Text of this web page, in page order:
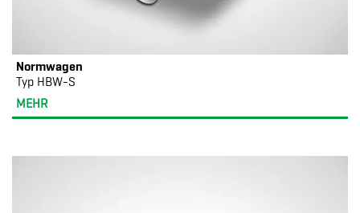
Normwagen
Typ HBW-S
MEHR